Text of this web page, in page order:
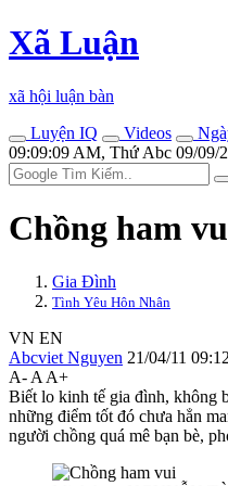
Xã Luận
xã hội luận bàn
Luyện IQ
Videos
09:09:09 AM, Thứ Abc 09/09/
Chồng ham
Gia Đình
Tình Yêu Hôn Nhân
VN EN
Abcviet Nguyen 21/04/11
A- A A+
Biết lo kinh tế gia đình, không
những điểm tốt đó chưa hẳn
người chồng quá mê bạn bè,